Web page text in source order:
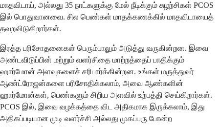
மாதவிடாய், அல்லது 35 நாட்களுக்கு மேல் நீடிக்கும் சுழற்சிகள் PCOS
இல் பொதுவானவை. சில பெண்கள் மாதக்கணக்கில் மாதவிடாயைத்
தவறவிடுகிறார்கள்.
இரத்த பரிசோதனைகள் பெரும்பாலும் அடுத்து வருகின்றன. இவை
அண்டவிடுப்பின் மற்றும் வளர்சிதை மாற்றத்தைப் பாதிக்கும்
ஹார்மோன் அளவுகளைச் சரிபார்க்கின்றன. உங்கள் மருத்துவர்
ஆண்ட்ரோஜன்களை பரிசோதிக்கலாம், அவை ஆண்களின்
ஹார்மோன்கள், பெண்களும் சிறிய அளவில் உற்பத்தி செய்கிறார்கள்.
PCOS இல், இவை வழக்கத்தை விட அதிகமாக இருக்கலாம், இது
அதிகப்படியான முடி வளர்ச்சி அல்லது முகப்பரு போன்ற